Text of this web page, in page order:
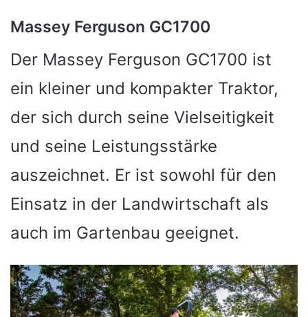
Massey Ferguson GC1700
Der Massey Ferguson GC1700 ist
ein kleiner und kompakter Traktor,
der sich durch seine Vielseitigkeit
und seine Leistungsstärke
auszeichnet. Er ist sowohl für den
Einsatz in der Landwirtschaft als
auch im Gartenbau geeignet.